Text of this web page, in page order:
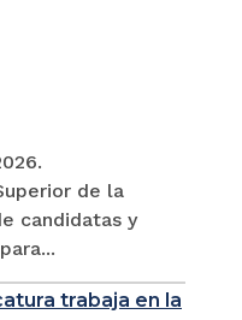
de la
candidatas y
trabaja en la